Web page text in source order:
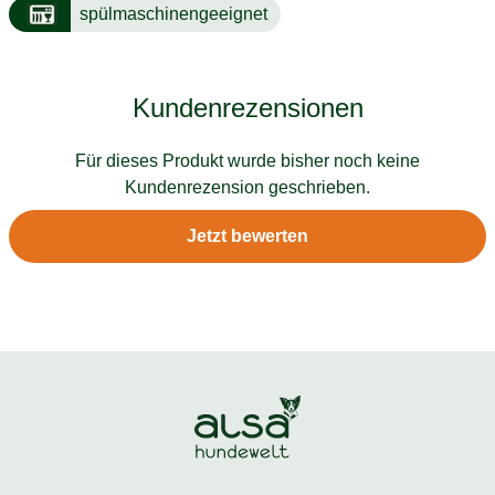
spülmaschinengeeignet
Kundenrezensionen
Für dieses Produkt wurde bisher noch keine
Kundenrezension geschrieben.
Jetzt bewerten